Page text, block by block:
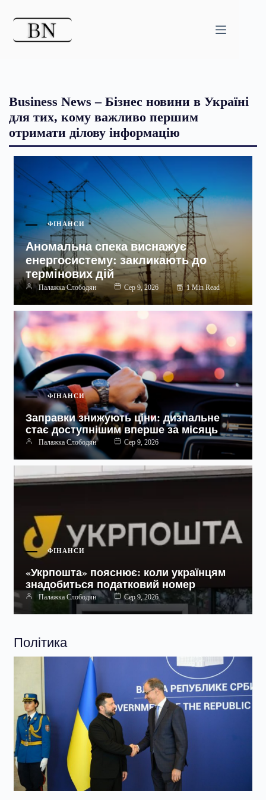
Business News – Бізнес новини в Україні
для тих, кому важливо першим
отримати ділову інформацію
ФІНАНСИ
Аномальна спека виснажує
енергосистему: закликають до
термінових дій
Палажка Слободян Сер 9, 2026 1 Min Read
ФІНАНСИ
Заправки знижують ціни: дизпальне
стає доступнішим вперше за місяць
Палажка Слободян Сер 9, 2026
ФІНАНСИ
«Укрпошта» пояснює: коли українцям
знадобиться податковий номер
Палажка Слободян Сер 9, 2026
Політика